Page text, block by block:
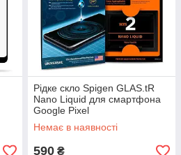
Рідке скло Spigen GLAS.tR
Nano Liquid для смартфона
Google Pixel
Немає в наявності
590 ₴